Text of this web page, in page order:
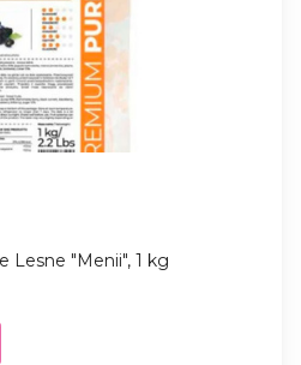
Lesne "Menii", 1 kg